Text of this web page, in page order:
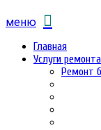
меню
Главная
Услуги ремонта
Ремонт